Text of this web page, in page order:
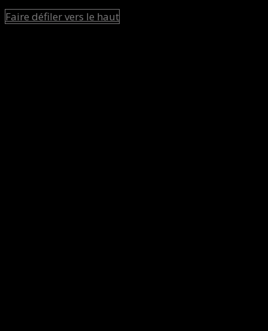
Faire défiler vers le haut